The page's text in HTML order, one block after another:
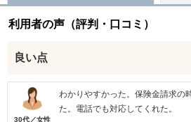
利用者の声（評判・口コミ）
良い点
30代／女性
わかりやすかった。保険金請求の
た。電話でも対応してくれた。